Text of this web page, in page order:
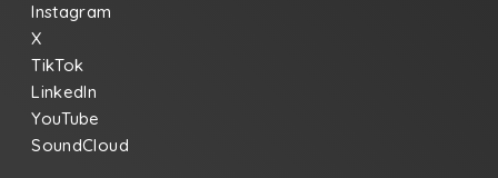
Instagram
X
TikTok
LinkedIn
YouTube
SoundCloud